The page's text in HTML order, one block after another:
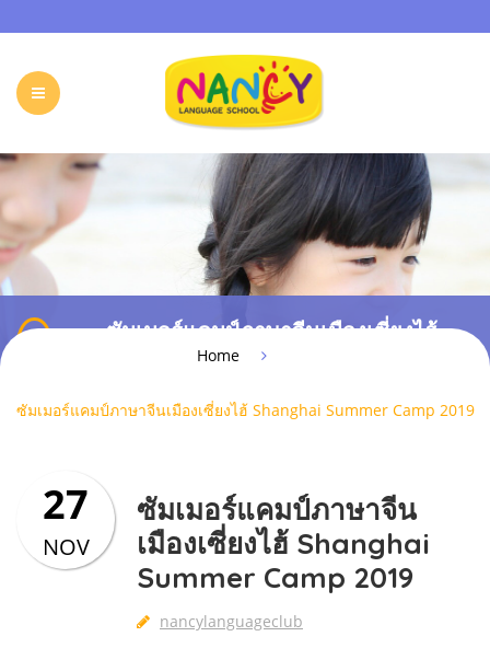
HOME OUR PROGRAMS HOLIDAY CAMP
EVENTS & ACTIVITIES ONLINE PROGRAM
FREE TRIAL FAQ CONTACT
ซัมเมอร์แคมป์ภาษาจีนเมืองเซี่ยงไฮ้
Shanghai Summer Camp 2019
Home
ซัมเมอร์แคมป์ภาษาจีนเมืองเซี่ยงไฮ้ Shanghai Summer Camp 2019
ซัมเมอร์แคมป์ภาษาจีน
เมืองเซี่ยงไฮ้ Shanghai
Summer Camp 2019
nancylanguageclub
27
NOV